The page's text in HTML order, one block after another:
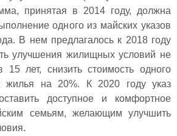
принятая в 2014 году, должна
одного из майских указов
В нем предлагалось к 2018 году
улучшения жилищных условий не
лет, снизить стоимость одного
жилья на 20%. К 2020 году указ
доступное и комфортное
семьям, желающим улучшить